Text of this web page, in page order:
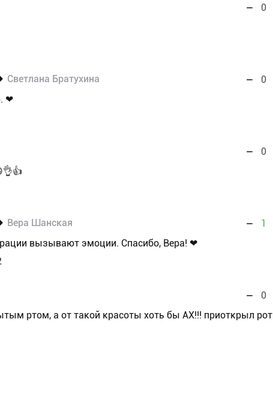
0
Светлана Братухина
0
❤
0
Вера Шанская
1
вызывают эмоции. Спасибо, Вера! ❤
0
ртом, а от такой красоты хоть бы АХ!!! приоткрыл рот